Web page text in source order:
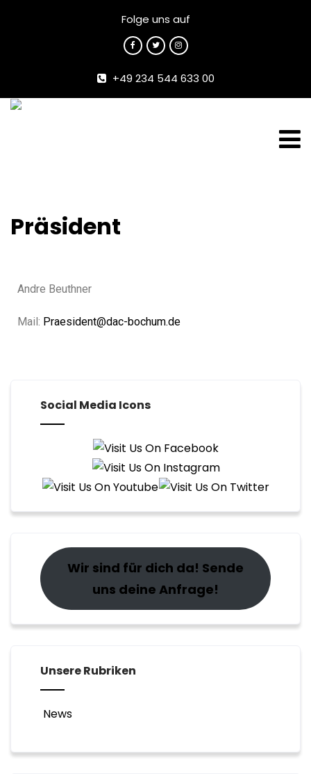
Folge uns auf
+49 234 544 633 00
Präsident
Andre Beuthner
Mail: Praesident@dac-bochum.de
Social Media Icons
Wir sind für dich da! Sende
uns deine Anfrage!
Unsere Rubriken
News